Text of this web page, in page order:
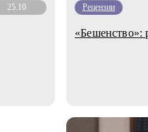
25.10 Рецензии
«Бешенство»: